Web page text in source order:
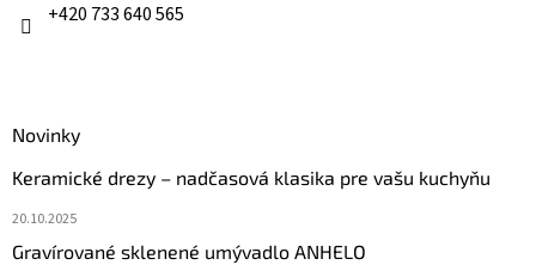
+420 733 640 565
Novinky
Keramické drezy – nadčasová klasika pre vašu kuchyňu
20.10.2025
Gravírované sklenené umývadlo ANHELO